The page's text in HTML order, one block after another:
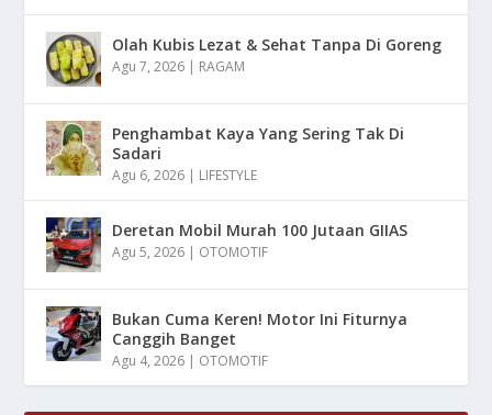
Olah Kubis Lezat & Sehat Tanpa Di Goreng
Agu 7, 2026 | RAGAM
Penghambat Kaya Yang Sering Tak Di
Sadari
Agu 6, 2026 | LIFESTYLE
Deretan Mobil Murah 100 Jutaan GIIAS
Agu 5, 2026 | OTOMOTIF
Bukan Cuma Keren! Motor Ini Fiturnya
Canggih Banget
Agu 4, 2026 | OTOMOTIF